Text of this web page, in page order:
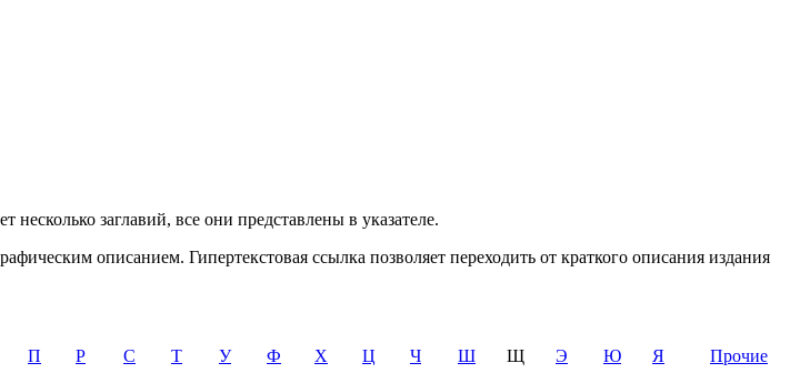
заглавий, все они представлены в указателе.
описанием. Гипертекстовая ссылка позволяет переходить от краткого описания издания
П Р С Т У Ф Х Ц Ч Ш Щ Э Ю Я
Прочие